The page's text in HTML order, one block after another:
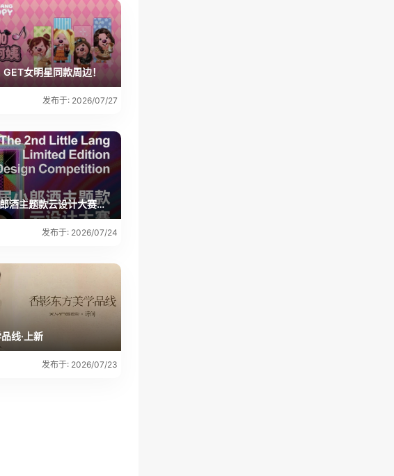
女明星同款周边！
发布于: 2026/07/27
围观！2026小郎酒主题款云设计大赛获奖作品出炉
发布于: 2026/07/24
线·上新
发布于: 2026/07/23